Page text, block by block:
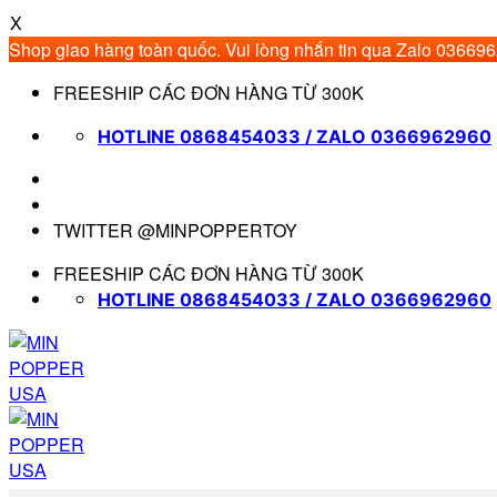
X
Shop giao hàng toàn quốc. Vui lòng nhắn tin qua Zalo
qua
FREESHIP CÁC ĐƠN HÀNG TỪ 300K
HOTLINE 0868454033 / ZALO 0366962960
TWITTER @MINPOPPERTOY
FREESHIP CÁC ĐƠN HÀNG TỪ 300K
HOTLINE 0868454033 / ZALO 0366962960